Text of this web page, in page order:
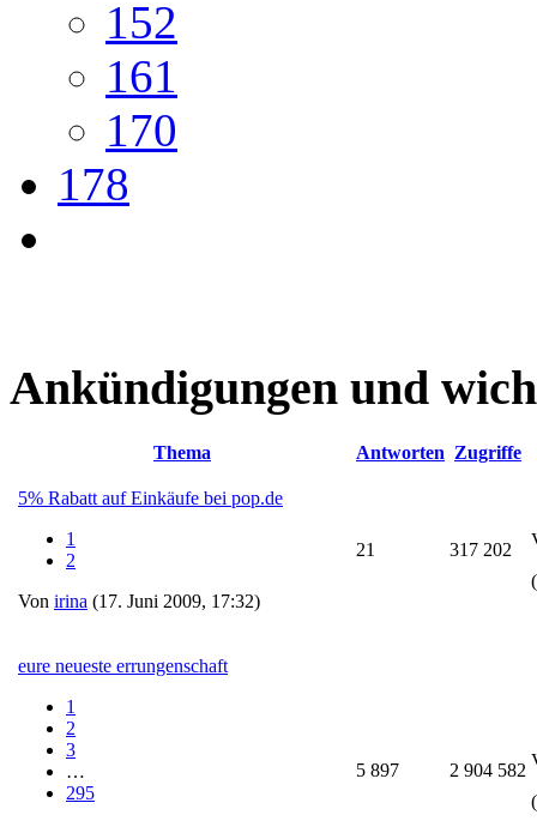
152
161
170
178
Ankündigungen und
Thema Antworten Zugriffe
5% Rabatt auf Einkäufe bei pop.de
1
2
Von irina (17. Juni 2009, 17:32)
21 317 202
eure neueste errungenschaft
1
2
3
…
295
5 897 2 904 582